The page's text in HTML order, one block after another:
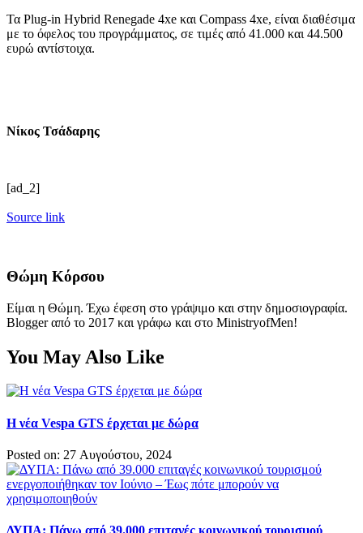
Τα Plug-in Hybrid Renegade 4xe και Compass 4xe, είναι διαθέσιμα
με το όφελος του προγράμματος, σε τιμές από 41.000 και 44.500
ευρώ αντίστοιχα.
Νίκος Τσάδαρης
[ad_2]
Source link
Θώμη Κόρσου
Είμαι η Θώμη. Έχω έφεση στο γράψιμο και στην δημοσιογραφία.
Blogger από το 2017 και γράφω και στο MinistryofMen!
You May Also Like
Η νέα Vespa GTS έρχεται με δώρα
Posted on: 27 Αυγούστου, 2024